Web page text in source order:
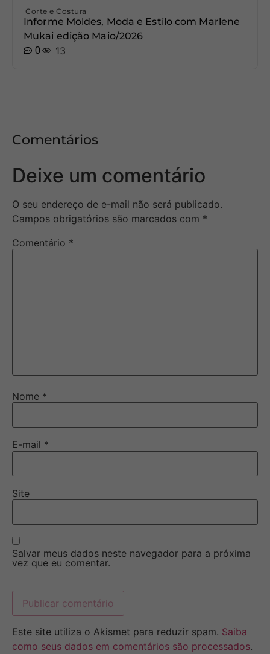
Corte e Costura
Informe Moldes, Moda e Estilo com Marlene
Mukai edição Maio/2026
0
13
Comentários
Deixe um comentário
O seu endereço de e-mail não será publicado.
Campos obrigatórios são marcados com *
Comentário *
Nome *
E-mail *
Site
Salvar meus dados neste navegador para a próxima
vez que eu comentar.
Este site utiliza o Akismet para reduzir spam. Saiba
como seus dados em comentários são processados.